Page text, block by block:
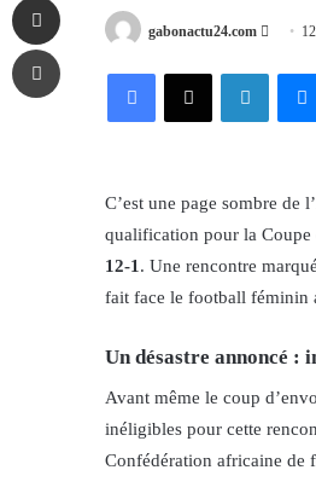
gabonactu24.com
Send
FacebookX
C’est une page sombre de
qualification pour la Coupe
12-1. Une rencontre
fait face le football féminin
Un désastre annoncé :
Avant même le coup
inéligibles pour cette
Confédération africaine de